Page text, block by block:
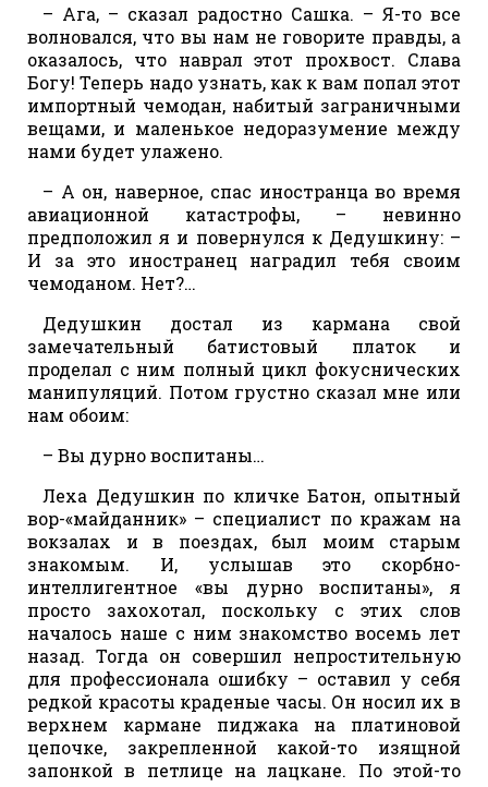
– Ага, – сказал радостно Сашка. – Я-то все
волновался, что вы нам не говорите правды, а
оказалось, что наврал этот прохвост. Слава
Богу! Теперь надо узнать, как к вам попал этот
импортный чемодан, набитый заграничными
вещами, и маленькое недоразумение между
нами будет улажено.
– А он, наверное, спас иностранца во время
авиационной катастрофы, – невинно
предположил я и повернулся к Дедушкину: –
И за это иностранец наградил тебя своим
чемоданом. Нет?…
Дедушкин достал из кармана свой
замечательный батистовый платок и
проделал с ним полный цикл фокуснических
манипуляций. Потом грустно сказал мне или
нам обоим:
– Вы дурно воспитаны…
Леха Дедушкин по кличке Батон, опытный
вор-«майданник» – специалист по кражам на
вокзалах и в поездах, был моим старым
знакомым. И, услышав это скорбно-
интеллигентное «вы дурно воспитаны», я
просто захохотал, поскольку с этих слов
началось наше с ним знакомство восемь лет
назад. Тогда он совершил непростительную
для профессионала ошибку – оставил у себя
редкой красоты краденые часы. Он носил их в
верхнем кармане пиджака на платиновой
цепочке, закрепленной какой-то изящной
запонкой в петлице на лацкане. По этой-то